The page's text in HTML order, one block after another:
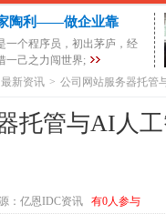
陶利——做企业靠
一个程序员，初出茅庐，经
一己之力闯世界;
最新资讯 > 公司网站服务器托管
托管与AI人
：亿恩IDC资讯 有0人参与